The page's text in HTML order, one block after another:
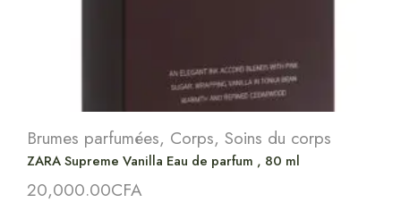
Brumes parfumées, Corps, Soins du corps
ZARA Supreme Vanilla Eau de parfum , 80 ml
20,000.00CFA